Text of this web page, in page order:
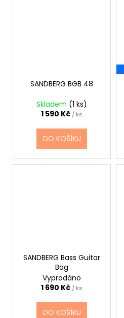
SANDBERG BGB 48
Skladem (1 ks)
1 590 Kč / ks
DO KOŠÍKU
SANDBERG Bass Guitar
Bag
Vyprodáno
1 690 Kč / ks
DO KOŠÍKU